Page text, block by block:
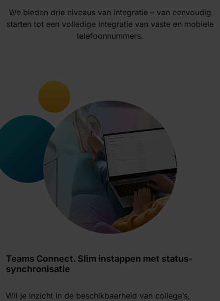
We bieden drie niveaus van integratie – van eenvoudig
starten tot een volledige integratie van vaste en mobiele
telefoonnummers.
Teams Connect. Slim instappen met status-
synchronisatie
Wil je inzicht in de beschikbaarheid van collega’s,